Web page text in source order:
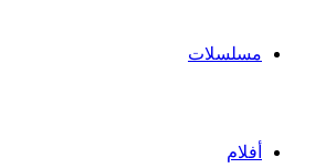
مسلسلات
أفلام